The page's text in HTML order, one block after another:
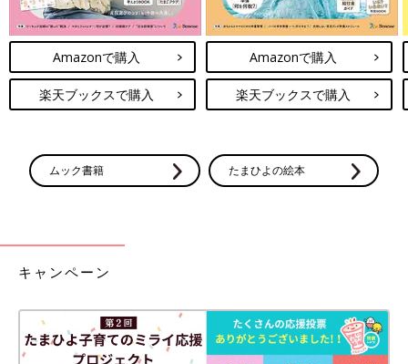
Amazonで購入
楽天ブックスで購入
Amazonで購入
楽天ブックスで購入
ムック書籍 たまひよの絵本
キャンペーン